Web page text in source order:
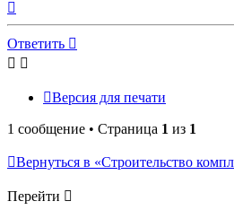
началу
Ответить
Версия для печати
1 сообщение • Страница 1 из 1
Вернуться в «Строительство
Перейти